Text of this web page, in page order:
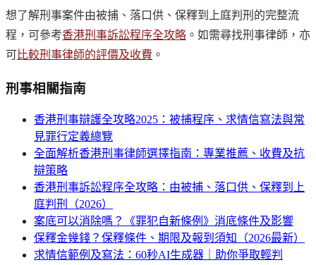
想了解刑事案件由被捕、落口供、保釋到上庭判刑的完整流
程，可參考香港刑事訴訟程序全攻略 。如需尋找刑事律師，亦
可比較刑事律師的評價及收費 。
刑事相關指南
香港刑事辯護全攻略2025：被捕程序、求情信寫法與常
見罪行定義總覽
全面解析香港刑事律師選擇指南：專業推薦、收費及抗
辯策略
香港刑事訴訟程序全攻略：由被捕、落口供、保釋到上
庭判刑（2026）
案底可以消除嗎？《罪犯自新條例》消底條件及影響
保釋金幾錢？保釋條件、期限及報到須知（2026最新）
求情信範例及寫法：60秒AI生成器｜助你爭取輕判